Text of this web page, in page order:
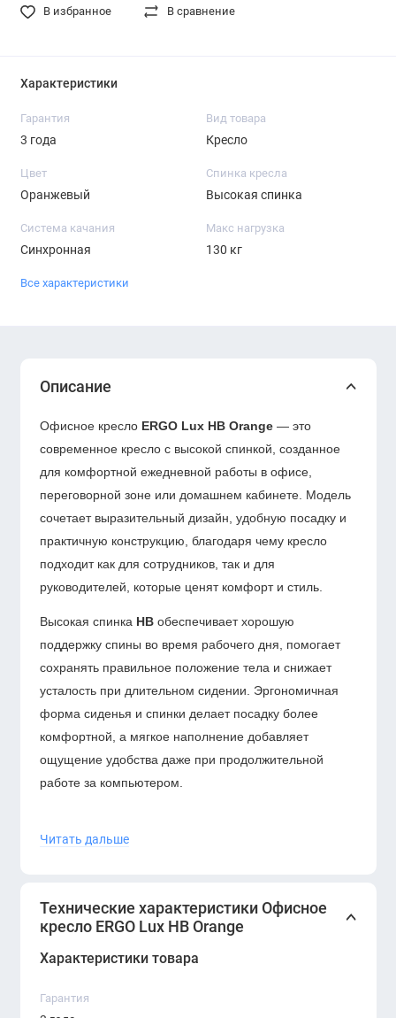
В избранное В сравнение
Характеристики
Гарантия
3 года
Вид товара
Кресло
Цвет
Оранжевый
Спинка кресла
Высокая спинка
Система качания
Синхронная
Макс нагрузка
130 кг
Все характеристики
Описание
Офисное кресло ERGO Lux HB Orange — это
современное кресло с высокой спинкой, созданное
для комфортной ежедневной работы в офисе,
переговорной зоне или домашнем кабинете. Модель
сочетает выразительный дизайн, удобную посадку и
практичную конструкцию, благодаря чему кресло
подходит как для сотрудников, так и для
руководителей, которые ценят комфорт и стиль.
Высокая спинка HB обеспечивает хорошую
поддержку спины во время рабочего дня, помогает
сохранять правильное положение тела и снижает
усталость при длительном сидении. Эргономичная
форма сиденья и спинки делает посадку более
комфортной, а мягкое наполнение добавляет
ощущение удобства даже при продолжительной
работе за компьютером.
визуальную выразительность.
менеджеров, переговорных комнат и рабочих мест,
где важно создать живую и вдохновляющую
атмосферу.
Кресло оснащено механизмом регулировки высоты,
что позволяет адаптировать его под рост
Читать дальше
Технические характеристики Офисное
кресло ERGO Lux HB Orange
Характеристики товара
Гарантия